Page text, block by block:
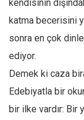
Editörden
Mahmut
Yvonne
Barış
kendisinin
katma becerisini
sonra en çok
ediyor.
Demek ki caza
Edebiyatla bir
bir ilke vardır: Bir